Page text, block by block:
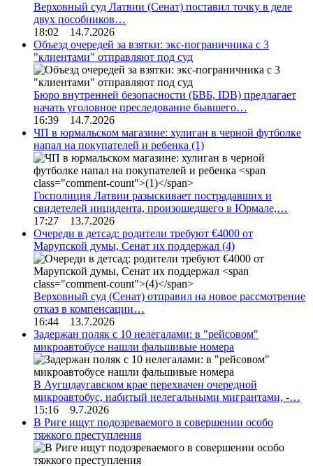
Верховный суд Латвии (Сенат) поставил точку в деле
двух пособников…
18:02 14.7.2026
Объезд очередей за взятки: экс-пограничника с 3
"клиентами" отправляют под суд
Бюро внутренней безопасности (БВБ, IDB) предлагает
начать уголовное преследование бывшего…
16:39 14.7.2026
ЧП в юрмальском магазине: хулиган в черной футболке
напал на покупателей и ребенка (1)
Госполиция Латвии разыскивает пострадавших и
свидетелей инцидента, произошедшего в Юрмале,…
17:27 13.7.2026
Очереди в детсад: родители требуют €4000 от
Марупской думы, Сенат их поддержал (4)
Верховный суд (Сенат) отправил на новое рассмотрение
отказ в компенсации…
16:44 13.7.2026
Задержан поляк с 10 нелегалами: в "рейсовом"
микроавтобусе нашли фальшивые номера
В Аугшдаугавском крае перехвачен очередной
микроавтобус, набитый нелегальными мигрантами, -…
15:16 9.7.2026
В Риге ищут подозреваемого в совершении особо
тяжкого преступления